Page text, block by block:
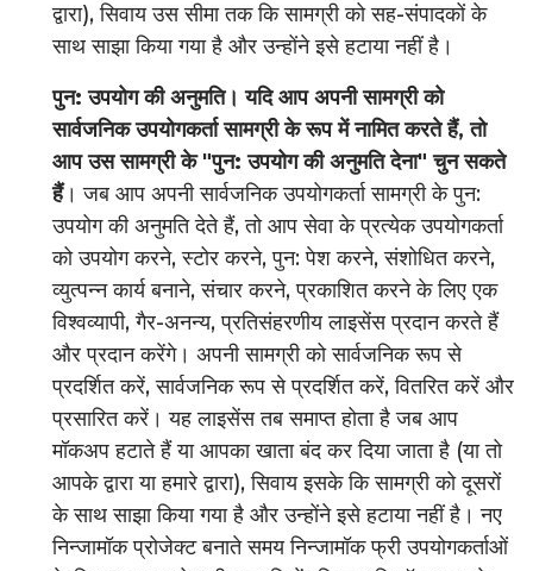
द्वारा), सिवाय उस सीमा तक कि सामग्री को सह-संपादकों के
साथ साझा किया गया है और उन्होंने इसे हटाया नहीं है।
पुन: उपयोग की अनुमति। यदि आप अपनी सामग्री को
सार्वजनिक उपयोगकर्ता सामग्री के रूप में नामित करते हैं, तो
आप उस सामग्री के "पुन: उपयोग की अनुमति देना" चुन सकते
हैं। जब आप अपनी सार्वजनिक उपयोगकर्ता सामग्री के पुन:
उपयोग की अनुमति देते हैं, तो आप सेवा के प्रत्येक उपयोगकर्ता
को उपयोग करने, स्टोर करने, पुन: पेश करने, संशोधित करने,
व्युत्पन्न कार्य बनाने, संचार करने, प्रकाशित करने के लिए एक
विश्वव्यापी, गैर-अनन्य, प्रतिसंहरणीय लाइसेंस प्रदान करते हैं
और प्रदान करेंगे। अपनी सामग्री को सार्वजनिक रूप से
प्रदर्शित करें, सार्वजनिक रूप से प्रदर्शित करें, वितरित करें और
प्रसारित करें। यह लाइसेंस तब समाप्त होता है जब आप
मॉकअप हटाते हैं या आपका खाता बंद कर दिया जाता है (या तो
आपके द्वारा या हमारे द्वारा), सिवाय इसके कि सामग्री को दूसरों
के साथ साझा किया गया है और उन्होंने इसे हटाया नहीं है। नए
निन्जामॉक प्रोजेक्ट बनाते समय निन्जामॉक फ्री उपयोगकर्ताओं